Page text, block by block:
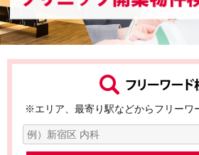
※エリア、最寄り駅などからフリーワ